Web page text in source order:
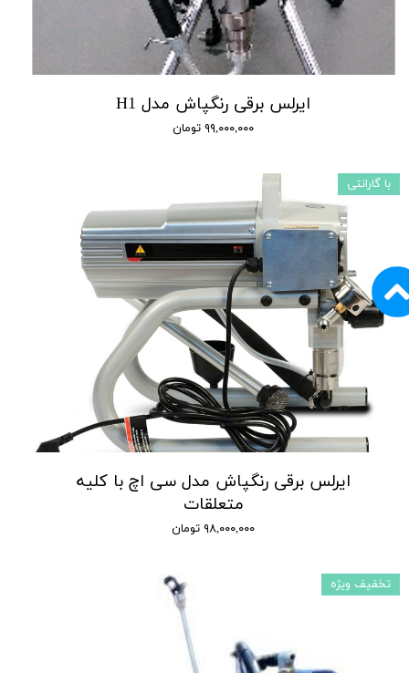
ایرلس برقی رنگپاش مدل H1
۹۹,۰۰۰,۰۰۰ تومان
ایرلس برقی رنگپاش مدل سی اچ با کلیه
متعلقات
۹۸,۰۰۰,۰۰۰ تومان
با گارانتی
تخفیف ویژه